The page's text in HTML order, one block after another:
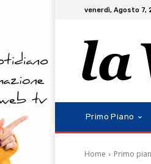
venerdì, Agosto 7,
Primo Piano
Home Primo